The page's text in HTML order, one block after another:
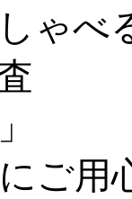
ゃべ
ご用